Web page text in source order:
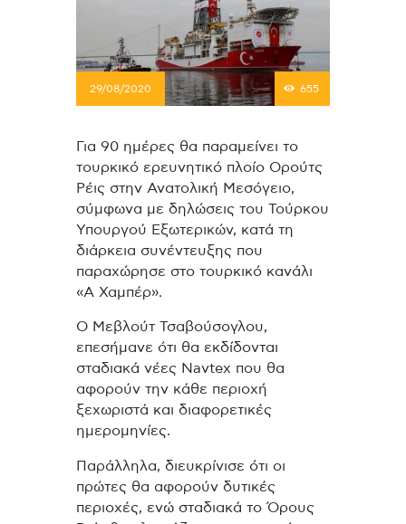
29/08/2020 655
Για 90 ημέρες θα παραμείνει το
τουρκικό ερευνητικό πλοίο Ορούτς
Ρέις στην Ανατολική Μεσόγειο,
σύμφωνα με δηλώσεις του Τούρκου
Υπουργού Εξωτερικών, κατά τη
διάρκεια συνέντευξης που
παραχώρησε στο τουρκικό κανάλι
«Α Χαμπέρ».
Ο Μεβλούτ Τσαβούσογλου,
επεσήμανε ότι θα εκδίδονται
σταδιακά νέες Navtex που θα
αφορούν την κάθε περιοχή
ξεχωριστά και διαφορετικές
ημερομηνίες.
Παράλληλα, διευκρίνισε ότι οι
πρώτες θα αφορούν δυτικές
περιοχές, ενώ σταδιακά το Όρους